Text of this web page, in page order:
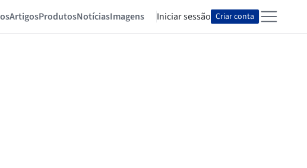
ArtigosProdutosNotíciasImagens Iniciar sessão Criar conta